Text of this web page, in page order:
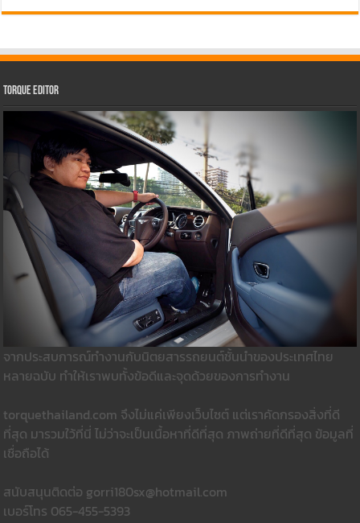
Torque Editor
จากประสบการณ์ทำงานกับนิตยสารรถยนต์ชั้นนำของประเทศไทย
หลายฉบับ ทำให้เราพบทั้งข้อดีและจุดด้วยของการทำงาน
torquethailand.com จึงไม่แค่เพียงเว็บไซต์ แต่เราคัดกรองสิ่งที่ดี
ที่สุด มารวมใว้ที่นี่ ไม่ว่าจะเป็นเนื้อหาที่ดีที่สุด ภาพถ่ายที่ดีที่สุด ข้อมูลที่
เชื่อถือได้
สนับสนุนติดต่อ gorri180sx@hotmail.com
เบอร์โทร 065-455-5393